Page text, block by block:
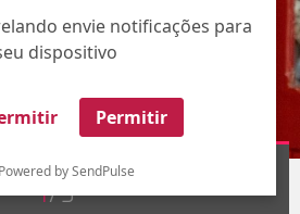
envie notificações para
dispositivo
Permitir
Powered by SendPulse
1/9